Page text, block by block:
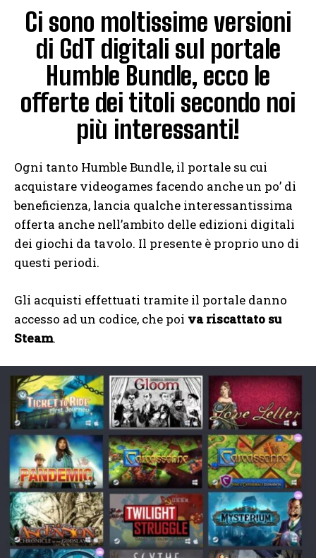
Ci sono moltissime versioni
di GdT digitali sul portale
Humble Bundle, ecco le
offerte dei titoli secondo noi
più interessanti!
Ogni tanto Humble Bundle, il portale su cui
acquistare videogames facendo anche un po’ di
beneficienza, lancia qualche interessantissima
offerta anche nell’ambito delle edizioni digitali
dei giochi da tavolo. Il presente è proprio uno di
questi periodi.
Gli acquisti effettuati tramite il portale danno
accesso ad un codice, che poi va riscattato su
Steam.